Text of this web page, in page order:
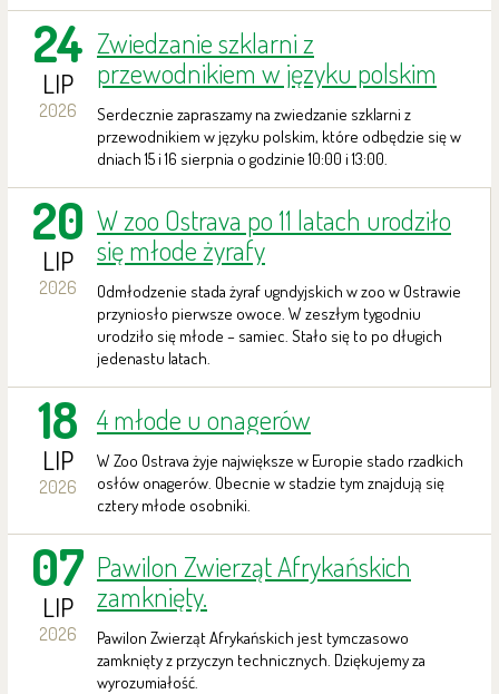
24
LIP
2026
Zwiedzanie szklarni z
przewodnikiem w języku polskim
Serdecznie zapraszamy na zwiedzanie szklarni z
przewodnikiem w języku polskim, które odbędzie się w
dniach 15 i 16 sierpnia o godzinie 10:00 i 13:00.
20
LIP
2026
W zoo Ostrava po 11 latach urodziło
się młode żyrafy
Odmłodzenie stada żyraf ugndyjskich w zoo w Ostrawie
przyniosło pierwsze owoce. W zeszłym tygodniu
urodziło się młode – samiec. Stało się to po długich
jedenastu latach.
18
LIP
2026
4 młode u onagerów
W Zoo Ostrava żyje największe w Europie stado rzadkich
osłów onagerów. Obecnie w stadzie tym znajdują się
cztery młode osobniki.
07
LIP
2026
Pawilon Zwierząt Afrykańskich
zamknięty.
Pawilon Zwierząt Afrykańskich jest tymczasowo
zamknięty z przyczyn technicznych. Dziękujemy za
wyrozumiałość.